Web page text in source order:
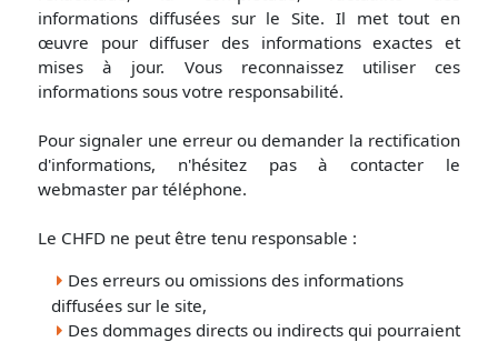
informations diffusées sur le Site. Il met tout en
œuvre pour diffuser des informations exactes et
mises à jour. Vous reconnaissez utiliser ces
informations sous votre responsabilité.
Pour signaler une erreur ou demander la rectification
d'informations, n'hésitez pas à contacter le
webmaster par téléphone.
Le CHFD ne peut être tenu responsable :
Des erreurs ou omissions des informations
diffusées sur le site,
Des dommages directs ou indirects qui pourraient